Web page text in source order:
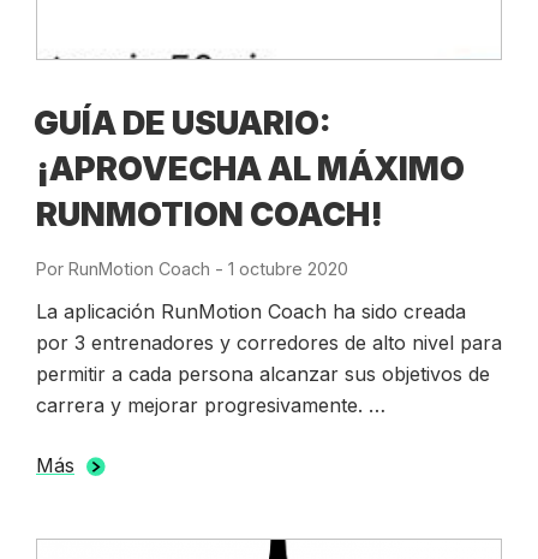
GUÍA DE USUARIO:
¡APROVECHA AL MÁXIMO
RUNMOTION COACH!
Por RunMotion Coach - Publicado
1 octubre 2020
La aplicación RunMotion Coach ha sido creada
por 3 entrenadores y corredores de alto nivel para
permitir a cada persona alcanzar sus objetivos de
carrera y mejorar progresivamente. …
Más